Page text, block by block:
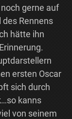
gerne auf
Rennens
hätte ihn
ersten Oscar
sich durch
kanns
von seinem